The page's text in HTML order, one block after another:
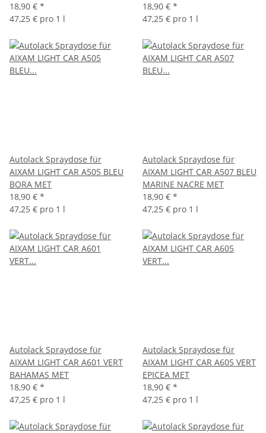
18,90 € *
47,25 € pro 1 l
18,90 € *
47,25 € pro 1 l
Autolack Spraydose für
AIXAM LIGHT CAR A505 BLEU
BORA MET
18,90 € *
47,25 € pro 1 l
Autolack Spraydose für
AIXAM LIGHT CAR A507 BLEU
MARINE NACRE MET
18,90 € *
47,25 € pro 1 l
Autolack Spraydose für
AIXAM LIGHT CAR A601 VERT
BAHAMAS MET
18,90 € *
47,25 € pro 1 l
Autolack Spraydose für
AIXAM LIGHT CAR A605 VERT
EPICEA MET
18,90 € *
47,25 € pro 1 l